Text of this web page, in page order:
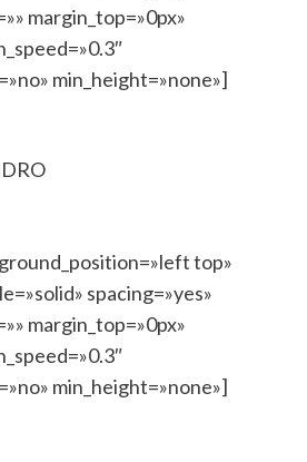
margin_top=»0px»
min_height=»none»]
top»
spacing=»yes»
margin_top=»0px»
min_height=»none»]